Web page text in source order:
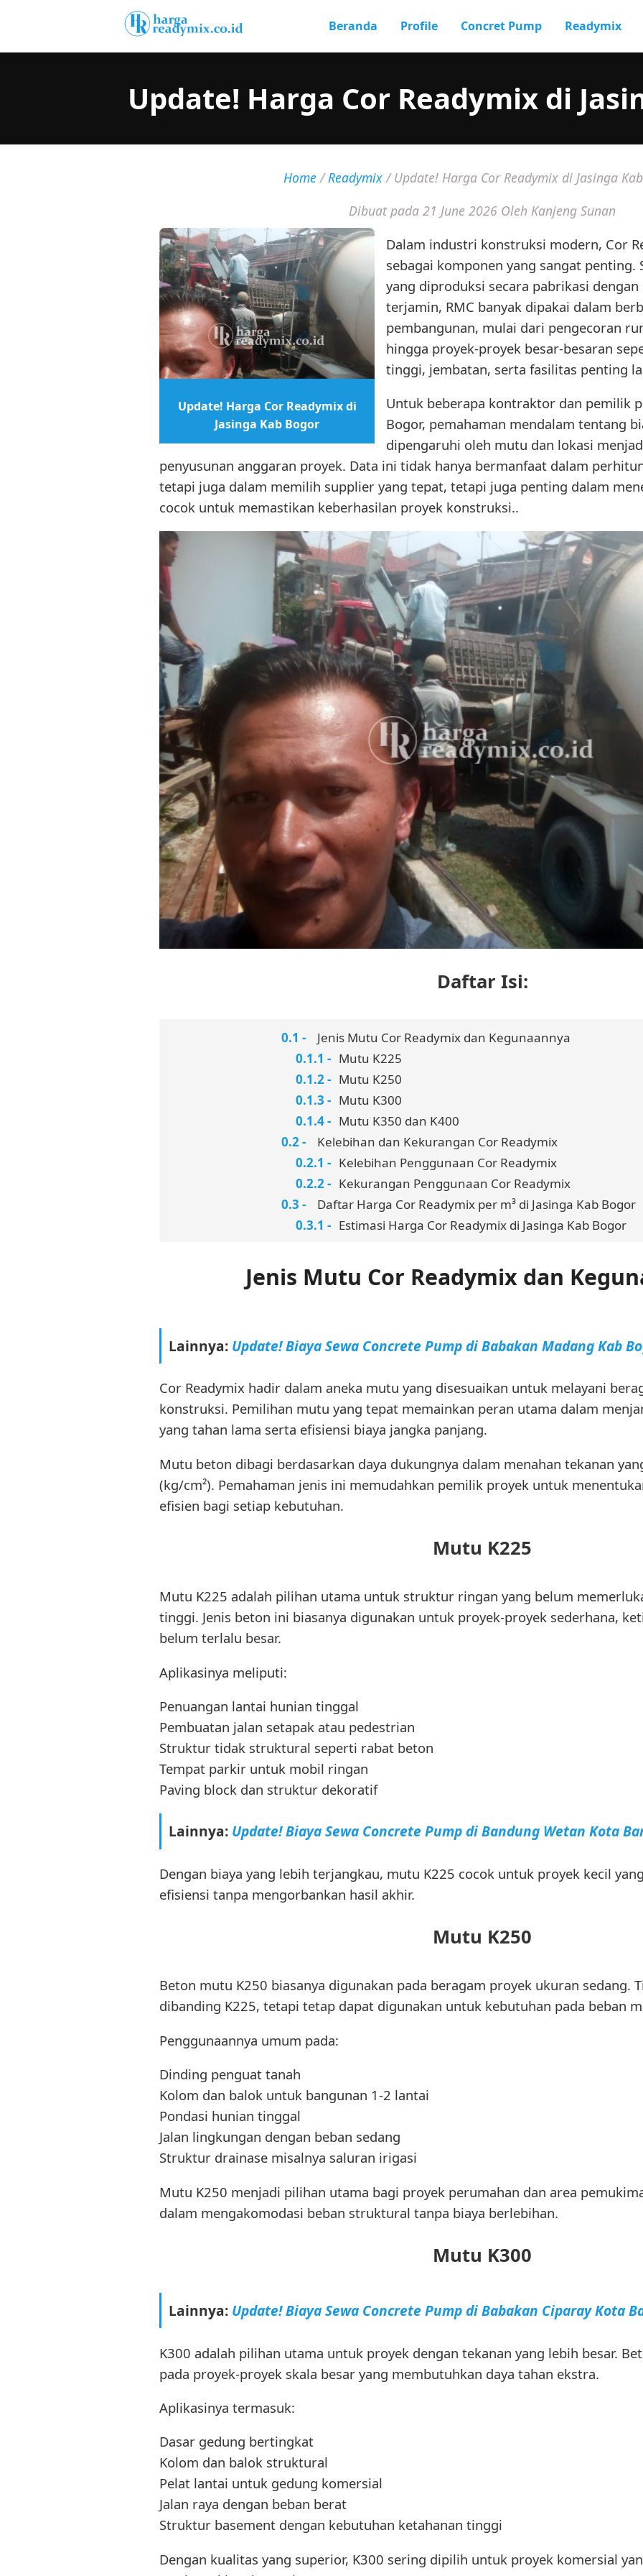
Beranda Profile Concret Pump Readymix
Update! Harga Cor Readymix di
Home/Readymix/Update! Harga Cor Readymix di Jasinga
Dibuat pada 21 June 2026 Oleh Kanjeng Sunan
Update! Harga Cor Readymix di
Jasinga Kab Bogor
Dalam industri konstruksi modern, Cor
sebagai komponen yang sangat penting.
yang diproduksi secara pabrikasi
terjamin, RMC banyak dipakai dalam
pembangunan, mulai dari pengecoran
hingga proyek-proyek besar-besaran
tinggi, jembatan, serta fasilitas penting
Untuk beberapa kontraktor dan pemilik
Bogor, pemahaman mendalam tentang
dipengaruhi oleh mutu dan lokasi
penyusunan anggaran proyek. Data ini tidak hanya bermanfaat dalam
tetapi juga dalam memilih supplier yang tepat, tetapi juga penting dalam
cocok untuk memastikan keberhasilan proyek konstruksi..
Daftar Isi:
Jenis Mutu Cor Readymix dan Kegunaannya
Mutu K225
Mutu K250
Mutu K300
Mutu K350 dan K400
Kelebihan dan Kekurangan Cor Readymix
Kelebihan Penggunaan Cor Readymix
Kekurangan Penggunaan Cor Readymix
Daftar Harga Cor Readymix per m³ di Jasinga Kab Bogor
Estimasi Harga Cor Readymix di Jasinga Kab Bogor
Jenis Mutu Cor Readymix dan
Lainnya: Update! Biaya Sewa Concrete Pump di Babakan Madang Kab
Cor Readymix hadir dalam aneka mutu yang disesuaikan untuk melayani
konstruksi. Pemilihan mutu yang tepat memainkan peran utama dalam
yang tahan lama serta efisiensi biaya jangka panjang.
Mutu beton dibagi berdasarkan daya dukungnya dalam menahan tekanan
(kg/cm²). Pemahaman jenis ini memudahkan pemilik proyek untuk
efisien bagi setiap kebutuhan.
Mutu K225
Mutu K225 adalah pilihan utama untuk struktur ringan yang belum
tinggi. Jenis beton ini biasanya digunakan untuk proyek-proyek sederhana,
belum terlalu besar.
Aplikasinya meliputi:
Penuangan lantai hunian tinggal
Pembuatan jalan setapak atau pedestrian
Struktur tidak struktural seperti rabat beton
Tempat parkir untuk mobil ringan
Paving block dan struktur dekoratif
Lainnya: Update! Biaya Sewa Concrete Pump di Bandung Wetan Kota
Dengan biaya yang lebih terjangkau, mutu K225 cocok untuk proyek kecil
efisiensi tanpa mengorbankan hasil akhir.
Mutu K250
Beton mutu K250 biasanya digunakan pada beragam proyek ukuran sedang.
dibanding K225, tetapi tetap dapat digunakan untuk kebutuhan pada beban
Penggunaannya umum pada:
Dinding penguat tanah
Kolom dan balok untuk bangunan 1-2 lantai
Pondasi hunian tinggal
Jalan lingkungan dengan beban sedang
Struktur drainase misalnya saluran irigasi
Mutu K250 menjadi pilihan utama bagi proyek perumahan dan area
dalam mengakomodasi beban struktural tanpa biaya berlebihan.
Mutu K300
Lainnya: Update! Biaya Sewa Concrete Pump di Babakan Ciparay Kota
K300 adalah pilihan utama untuk proyek dengan tekanan yang lebih besar.
pada proyek-proyek skala besar yang membutuhkan daya tahan ekstra.
Aplikasinya termasuk:
Dasar gedung bertingkat
Kolom dan balok struktural
Pelat lantai untuk gedung komersial
Jalan raya dengan beban berat
Struktur basement dengan kebutuhan ketahanan tinggi
Dengan kualitas yang superior, K300 sering dipilih untuk proyek komersial